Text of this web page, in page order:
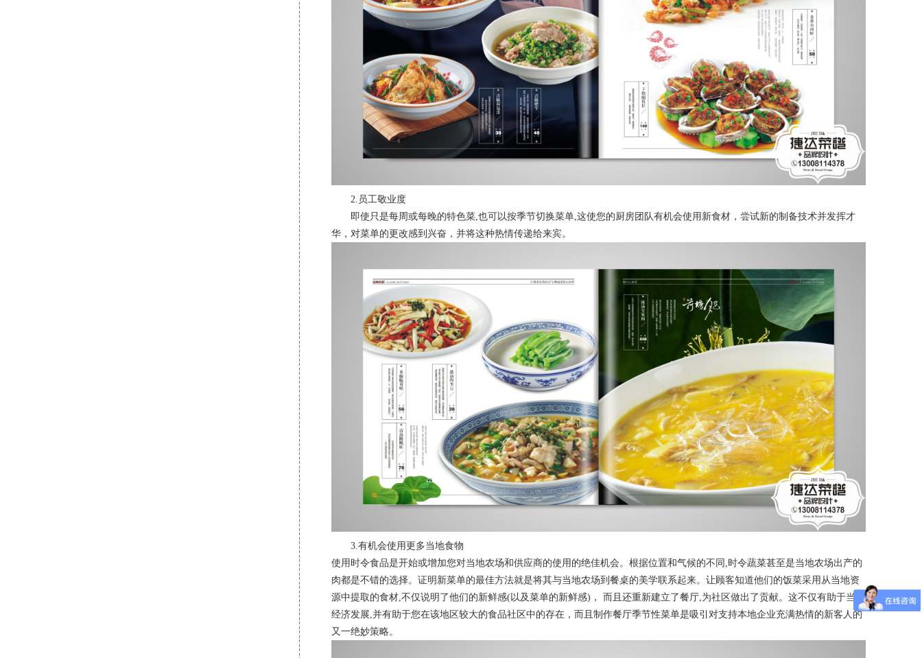
2.员工敬业度
即使只是每周或每晚的特色菜,也可以按季节切换菜单,这使您的厨房团队有机会使用新食材，尝试新的制备技术并发挥才
华，对菜单的更改感到兴奋，并将这种热情传递给来宾。
3.有机会使用更多当地食物
使用时令食品是开始或增加您对当地农场和供应商的使用的绝佳机会。根据位置和气候的不同 ,时令蔬菜甚至是当地农场出产的
肉都是不错的选择。证明新菜单的最佳方法就是将其与当地农场到餐桌的美学联系起来。让顾客知道他们的饭菜采用从当地资
源中提取的食材,不仅说明了他们的新鲜感(以及菜单的新鲜感)， 而且还重新建立了餐厅,为社区做出了贡献。这不仅有助于当地
经济发展,并有助于您在该地区较大的食品社区中的存在，而且制作餐厅季节性菜单是吸引对支持本地企业充满热情的新客人的
又一绝妙策略。